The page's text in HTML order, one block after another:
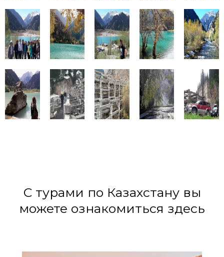
С турами по Казахстану вы
можете ознакомиться здесь